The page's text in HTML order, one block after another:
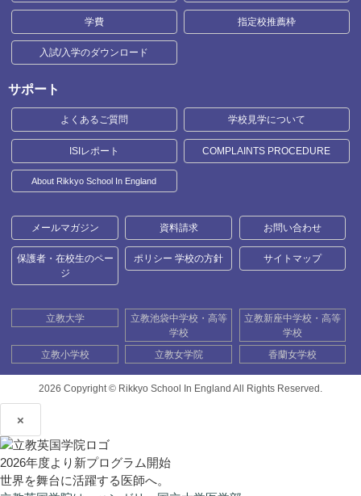
学費 指定校推薦枠
入試/入学のダウンロード
サポート
よくあるご質問 学校見学について
ISIレポート COMPLAINTS PROCEDURE
About Rikkyo School In England
メールマガジン 資料請求 お問い合わせ
保護者・在校生のペー
ジ
ポリシー 学校の方針 サイトマップ
立教大学
立教池袋中学校・高等
学校
立教新座中学校・高等
学校
立教小学校
立教女学院 香蘭女学校
2026 Copyright © Rikkyo School In England All Rights Reserved.
×
2026年度より新プログラム開始
世界を舞台に活躍する医師へ。